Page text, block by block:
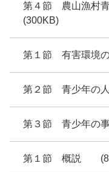
第４節 農山漁村
(300KB)
第１節 有害環境
第２節 青少年の
第３節 青少年の
第１節 概説